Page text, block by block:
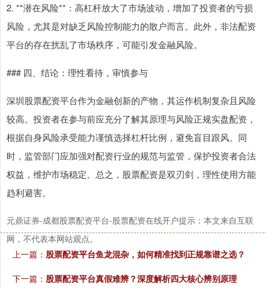
2. **潜在风险**：高杠杆放大了市场波动，增加了投资者的亏损
风险，尤其是对缺乏风险控制能力的散户而言。此外，非法配资
平台的存在扰乱了市场秩序，可能引发金融风险。
### 四、结论：理性看待，审慎参与
深圳股票配资平台作为金融创新的产物，其运作机制复杂且风险
较高。投资者在参与前应充分了解其原理与风险正规实盘配资，
根据自身风险承受能力谨慎选择杠杆比例，避免盲目跟风。同
时，监管部门应加强对配资行业的规范与监管，保护投资者合法
权益，维护市场稳定。总之，股票配资是双刃剑，理性使用方能
趋利避害。
元鼎证券-成都股票配资平台-股票配资在线开户提示：本文来自互联
网，不代表本网站观点。
上一篇： 股票配资平台鱼龙混杂，如何精准找到正规靠谱之选？
下一篇： 股票配资平台真假难辨？深度解析四大核心辨别原理
上证综指 3940.04 +39.68 +1.02%
深证成指 14311.01 +200.89 +1.42%